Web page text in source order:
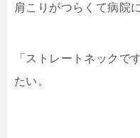
肩こりがつらくて病院
「ストレートネックで
たい。